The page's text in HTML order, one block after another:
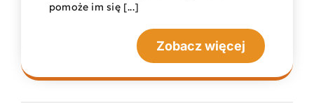
pomoże im się [...]
Zobacz więcej